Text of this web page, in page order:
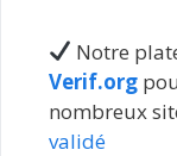
Notre
Verif.org
nombreux
validé